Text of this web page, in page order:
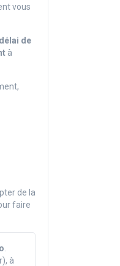
vous
délai de
à
de la
faire
à